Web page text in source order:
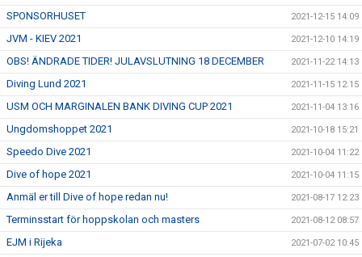
SPONSORHUSET 2021-12-15 14:09
JVM - KIEV 2021 2021-12-10 14:19
OBS! ÄNDRADE TIDER! JULAVSLUTNING 18 DECEMBER 2021-11-22 14:13
Diving Lund 2021 2021-11-15 12:15
USM OCH MARGINALEN BANK DIVING CUP 2021 2021-11-04 13:16
Ungdomshoppet 2021 2021-10-18 15:21
Speedo Dive 2021 2021-10-04 11:22
Dive of hope 2021 2021-10-04 11:15
Anmäl er till Dive of hope redan nu! 2021-08-17 12:23
Terminsstart för hoppskolan och masters 2021-08-12 08:57
EJM i Rijeka 2021-07-02 10:45